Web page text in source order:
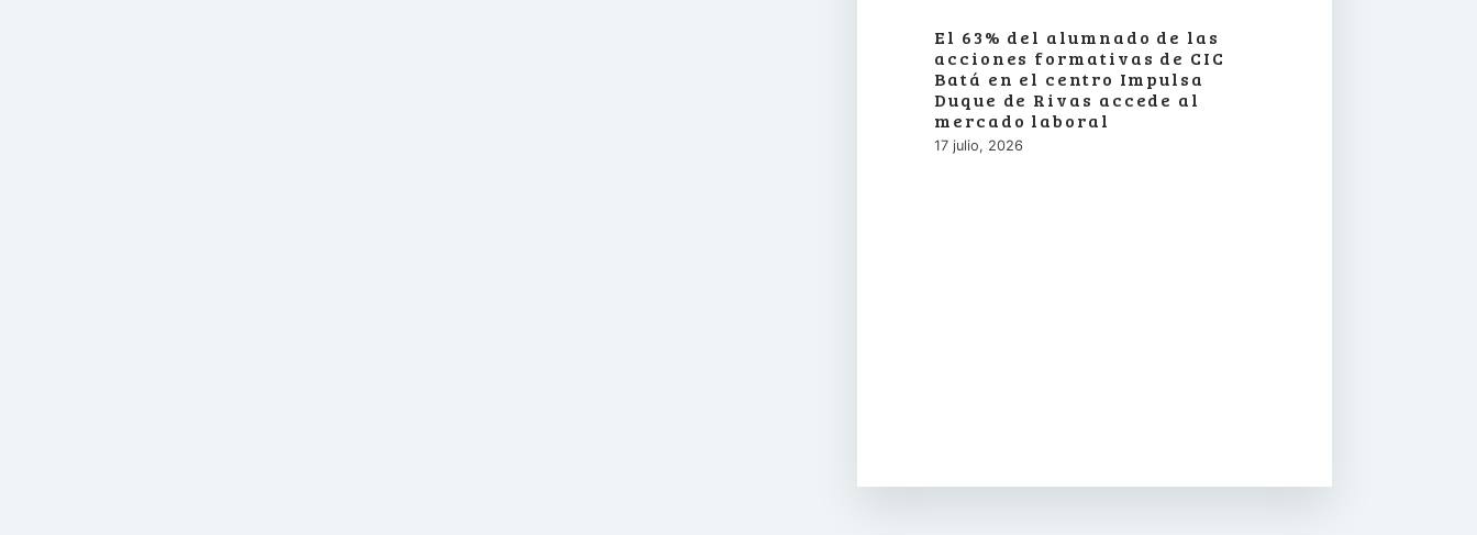
El 63% del alumnado de las
acciones formativas de CIC
Batá en el centro Impulsa
Duque de Rivas accede al
mercado laboral
17 julio, 2026